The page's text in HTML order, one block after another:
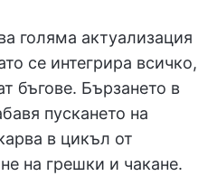
голяма актуализация
се интегрира всичко,
бъгове. Бързането в
пускането на
в цикъл от
на грешки и чакане.